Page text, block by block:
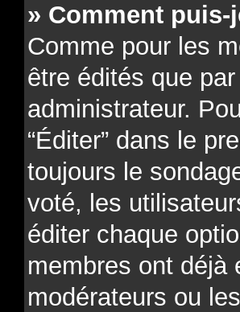
» Comment
Comme pour les
être édités que
administrateur.
“Éditer” dans le
toujours le
voté, les
éditer chaque
membres ont déjà
modérateurs ou